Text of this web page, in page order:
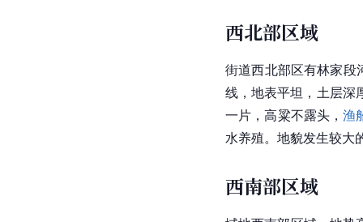
西北部区域
街道西北部区有林家段
线，地表平坦，土层深
一片，高粱不露头，渔
水养殖。地貌发生较大
西南部区域